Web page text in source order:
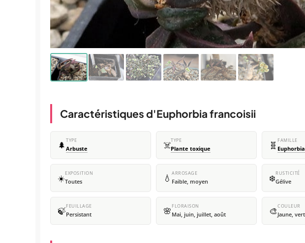
Caractéristiques d'Euphorbia francoisii
🌲 TYPE
Arbuste ☠️TYPE
Plante toxique 🧬 FAMILLE
☀️EXPOSITION
Toutes 💧 ARROSAGE
Faible, moyen ❄️RUSTICITÉ
Gélive
🍃FEUILLAGE
Persistant 🌸 FLORAISON
Mai, juin, juillet, août 🎨COULEUR
Jaune, vert